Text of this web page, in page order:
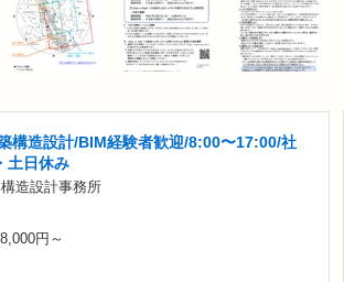
構造設計/BIM経験者歓迎/8:00〜17:00/社
土日休み
造設計事務所
円～